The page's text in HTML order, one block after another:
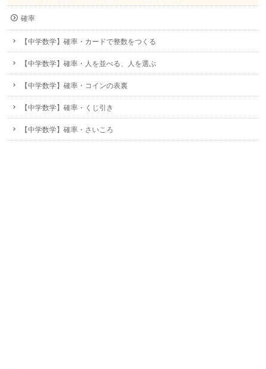
確率
【中学数学】確率・カードで整数をつくる
【中学数学】確率・人を並べる、人を選ぶ
【中学数学】確率・コインの表裏
【中学数学】確率・くじ引き
【中学数学】確率・さいころ